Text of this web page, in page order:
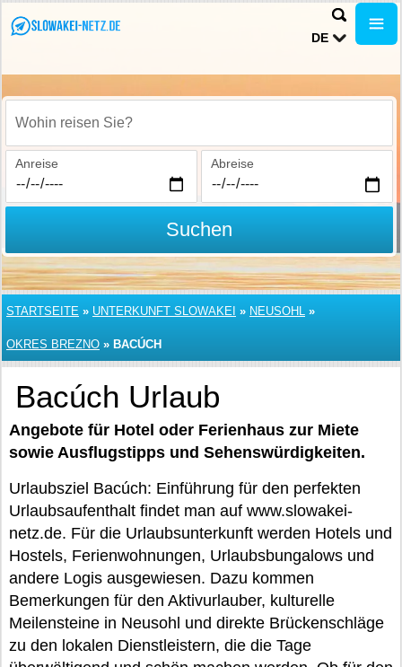
DE
Wohin reisen Sie?
Anreise Abreise
Suchen
STARTSEITE » UNTERKUNFT SLOWAKEI » NEUSOHL »
OKRES BREZNO » BACÚCH
Bacúch Urlaub
Angebote für Hotel oder Ferienhaus zur Miete
sowie Ausflugstipps und Sehenswürdigkeiten.
Urlaubsziel Bacúch: Einführung für den perfekten
Urlaubsaufenthalt findet man auf www.slowakei-
netz.de. Für die Urlaubsunterkunft werden Hotels und
Hostels, Ferienwohnungen, Urlaubsbungalows und
andere Logis ausgewiesen. Dazu kommen
Bemerkungen für den Aktivurlauber, kulturelle
Meilensteine in Neusohl und direkte Brückenschläge
zu den lokalen Dienstleistern, die die Tage